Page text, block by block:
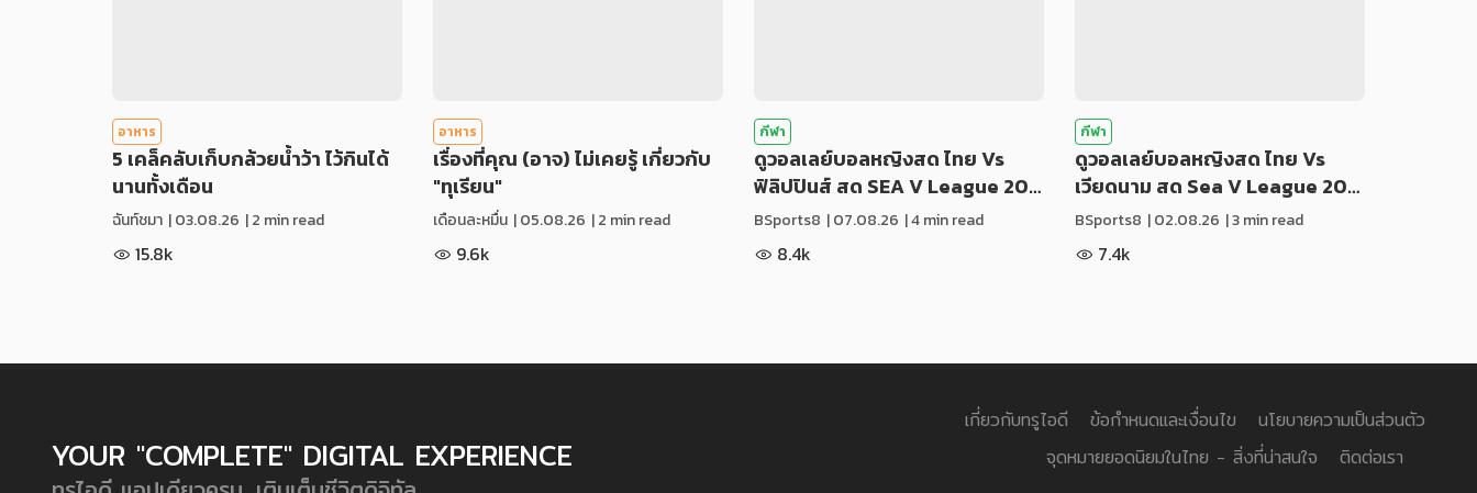
อาหาร
5 เคล็คลับเก็บกล้วยน้ำว้า ไว้กินได้
นานทั้งเดือน
ฉันท์ชมา |03.08.26 | 2 min read
15.8k
อาหาร
เรื่องที่คุณ (อาจ) ไม่เคยรู้ เกี่ยวกับ
"ทุเรียน"
เดือนละหมื่น |05.08.26 | 2 min read
9.6k
กีฬา
ดูวอลเลย์บอลหญิงสด ไทย Vs
ฟิลิปปินส์ สด SEA V League 20…
BSports8 |07.08.26 | 4 min read
8.4k
กีฬา
ดูวอลเลย์บอลหญิงสด ไทย Vs
เวียดนาม สด Sea V League 20…
BSports8 |02.08.26 | 3 min read
7.4k
YOUR "COMPLETE" DIGITAL EXPERIENCE
เกี่ยวกับทรูไอดี ข้อกำหนดและเงื่อนไข
นโยบายความเป็นส่วนตัว
จุดหมายยอดนิยมในไทย - สิ่งที่น่าสนใจ
ติดต่อเรา